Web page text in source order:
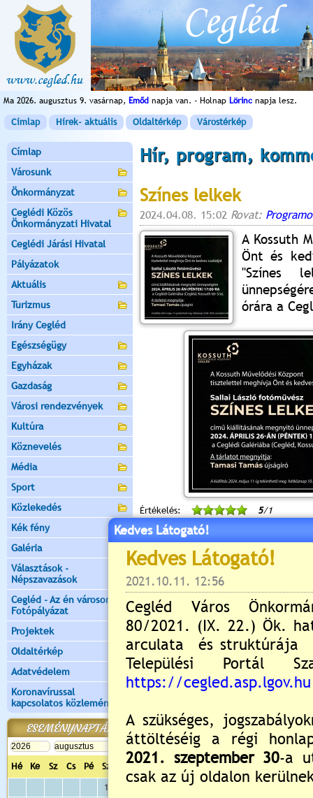
Ma 2026. augusztus 9. vasárnap, Emőd napja van. - Holnap Lörinc napja lesz.
Címlap Hírek- aktuális Oldaltérkép Várostérkép
Címlap
Városunk
Önkormányzat
Ceglédi Közös
Önkormányzati Hivatal
Ceglédi Járási Hivatal
Pályázatok
Aktuális
Turizmus
Irány Cegléd
Egészségügy
Egyházak
Gazdaság
Városi rendezvények
Kultúra
Köznevelés
Média
Sport
Közlekedés
Kék fény
Galéria
Választások -
Népszavazások
Cegléd - Az én városom -
Fotópályázat
Projektek
Oldaltérkép
Adatvédelem
Koronavírussal
kapcsolatos közlemények
ESEMÉNYNAPTÁR
Hé Ke Sz Cs Pé Sz
Va
1
Hír, program,
Színes lelkek
2024.04.08. 15:02 Rovat:
A Kossuth
Önt és
"Színes
órára a
Értékelés: 5/1
Még nincsenek hozzászólások
Új hozzászólás:
Kérjük jelentkezzen be,
Kedves Látogató!